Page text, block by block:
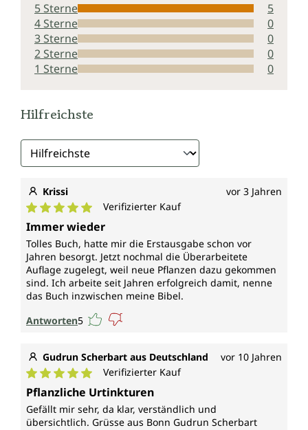
5 Sterne
5
4 Sterne
0
3 Sterne
0
2 Sterne
0
1 Sterne
0
Hilfreichste
Krissi vor 3 Jahren
Durchschnittliche Bewertung von 5 von 5 Sternen
Verifizierter Kauf
Immer wieder
Tolles Buch, hatte mir die Erstausgabe schon vor
Jahren besorgt. Jetzt nochmal die Überarbeitete
Auflage zugelegt, weil neue Pflanzen dazu gekommen
sind. Ich arbeite seit Jahren erfolgreich damit, nenne
das Buch inzwischen meine Bibel.
Antworten5
Gudrun Scherbart aus Deutschland vor 10 Jahren
Durchschnittliche Bewertung von 5 von 5 Sternen
Verifizierter Kauf
Pflanzliche Urtinkturen
Gefällt mir sehr, da klar, verständlich und
übersichtlich. Grüsse aus Bonn Gudrun Scherbart